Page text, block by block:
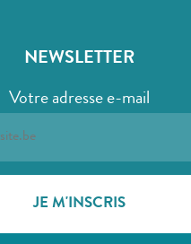
NEWSLETTER
Votre adresse e-mail